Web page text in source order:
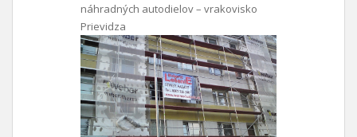
náhradných autodielov – vrakovisko
Prievidza